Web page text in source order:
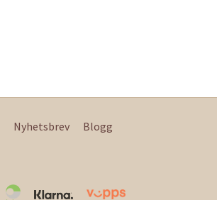
Nyhetsbrev Blogg